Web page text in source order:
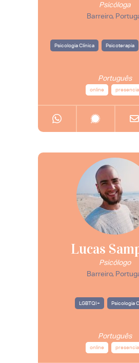
Psicóloga
Barreiro,
Psicologia Clínica Psicoterapia
Português
online
Lucas
Psicólogo
Barreiro,
LGBTQI+ Psicologia
Português
online